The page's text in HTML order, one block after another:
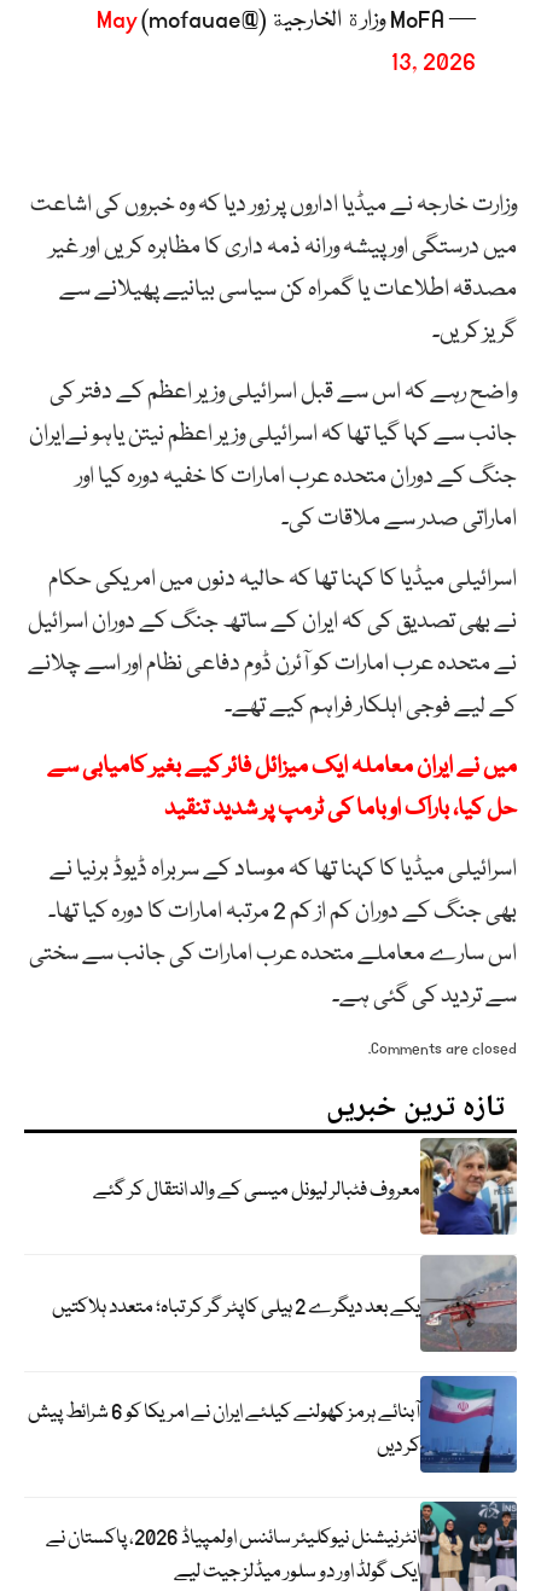
— MoFA وزارة الخارجية (@mofauae)
May
13, 2026
وزارت خارجہ نے میڈیا اداروں پر زور دیا کہ وہ خبروں کی اشاعت
میں درستگی اور پیشہ ورانہ ذمہ داری کا مظاہرہ کریں اور غیر
مصدقہ اطلاعات یا گمراہ کن سیاسی بیانیے پھیلانے سے
گریز کریں۔
واضح رہے کہ اس سے قبل اسرائیلی وزیر اعظم کے دفتر کی
جانب سے کہا گیا تھا کہ اسرائیلی وزیر اعظم نیتن یاہو نےایران
جنگ کے دوران متحدہ عرب امارات کا خفیہ دورہ کیا اور
اماراتی صدر سے ملاقات کی۔
اسرائیلی میڈیا کا کہنا تھا کہ حالیہ دنوں میں امریکی حکام
نے بھی تصدیق کی کہ ایران کے ساتھ جنگ کے دوران اسرائیل
نے متحدہ عرب امارات کو آئرن ڈوم دفاعی نظام اور اسے چلانے
کے لیے فوجی اہلکار فراہم کیے تھے۔
میں نے ایران معاملہ ایک میزائل فائر کیے بغیر کامیابی سے
حل کیا، باراک اوباما کی ٹرمپ پر شدید تنقید
اسرائیلی میڈیا کا کہنا تھا کہ موساد کے سربراہ ڈیوڈ برنیا نے
بھی جنگ کے دوران کم از کم 2 مرتبہ امارات کا دورہ کیا تھا۔
اس سارے معاملے متحدہ عرب امارات کی جانب سے سختی
سے تردید کی گئی ہے۔
Comments are closed.
تازہ ترین خبریں
معروف فٹبالر لیونل میسی کے والد انتقال کر گئے
یکے بعد دیگرے 2 ہیلی کاپٹر گر کر تباہ؛ متعدد ہلاکتیں
آبنائے ہرمز کھولنے کیلئے ایران نے امریکا کو 6 شرائط پیش
کر دیں
انٹرنیشنل نیوکلیئر سائنس اولمپیاڈ 2026، پاکستان نے
ایک گولڈ اور دو سلور میڈلز جیت لیے